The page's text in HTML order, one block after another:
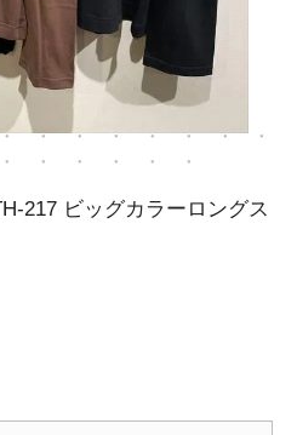
217 ビッグカラーロングス